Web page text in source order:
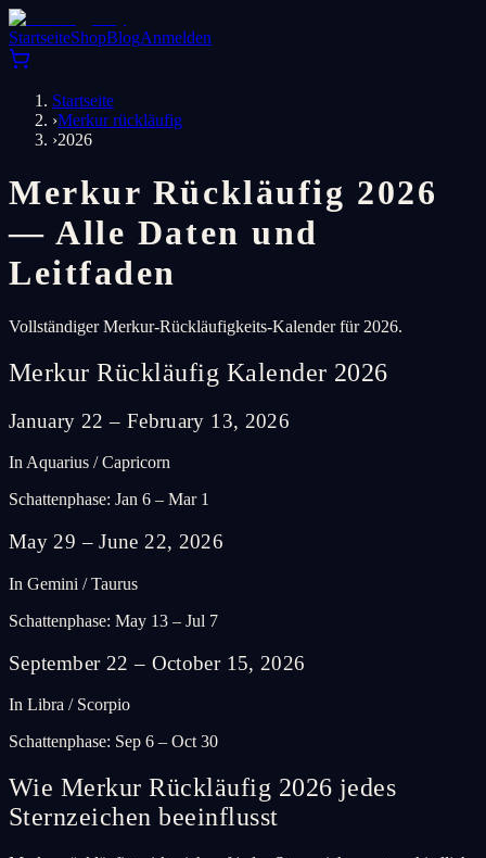
StartseiteShopBlogAnmelden
Startseite
›Merkur rückläufig
›2026
Merkur Rückläufig 2026
— Alle Daten und
Leitfaden
Vollständiger Merkur-Rückläufigkeits-Kalender für 2026.
Merkur Rückläufig Kalender 2026
January 22 – February 13, 2026
In Aquarius / Capricorn
Schattenphase: Jan 6 – Mar 1
May 29 – June 22, 2026
In Gemini / Taurus
Schattenphase: May 13 – Jul 7
September 22 – October 15, 2026
In Libra / Scorpio
Schattenphase: Sep 6 – Oct 30
Wie Merkur Rückläufig 2026 jedes
Sternzeichen beeinflusst